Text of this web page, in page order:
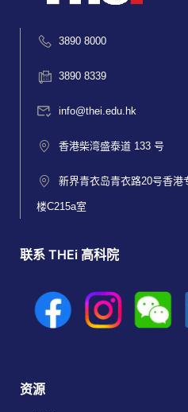
3890 8000
3890 8339
info@thei.edu.hk
香港柴湾盛泰道 133 号
新界青衣岛青衣路20号香港
楼C215a室
联系 THEi 高科院
资源